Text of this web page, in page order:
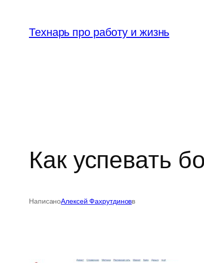
содержимому
Технарь про работу и жизнь
Как успевать
НаписаноАлексей Фахрутдиновв